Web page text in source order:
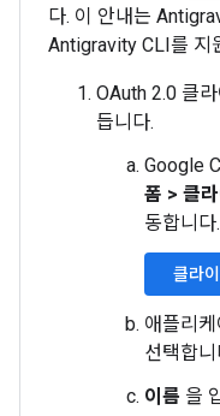
다. 이 안내는
Antigravity CLI를 지
OAuth 2.0 클
듭니다.
Google
폼 > 클
동합니다.
클라
애플리
선택합니
이름 을